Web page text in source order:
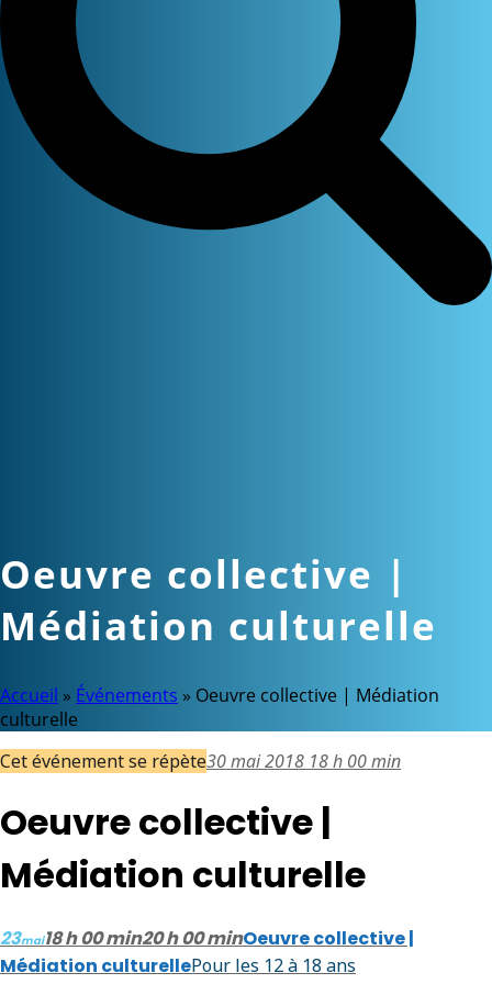
Oeuvre collective |
Médiation culturelle
Accueil » Événements » Oeuvre collective | Médiation
culturelle
Cet événement se répète30 mai 2018 18 h 00 min
Oeuvre collective |
Médiation culturelle
23mai18 h 00 min20 h 00 minOeuvre collective |
Médiation culturellePour les 12 à 18 ans